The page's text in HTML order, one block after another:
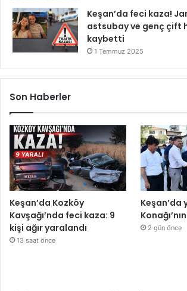
Keşan’da feci kaza!
astsubay ve genç çift
kaybetti
1 Temmuz 2025
Son Haberler
Keşan’da Kozköy
Kavşağı’nda feci kaza: 9
kişi ağır yaralandı
13 saat önce
Keşan’da
2 gün önce